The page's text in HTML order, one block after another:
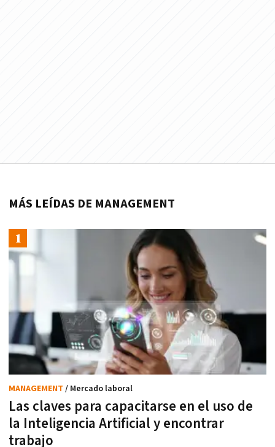
MÁS LEÍDAS DE MANAGEMENT
Las claves para capacitarse en el uso de
la Inteligencia Artificial y encontrar
trabajo
MANAGEMENT / Mercado laboral